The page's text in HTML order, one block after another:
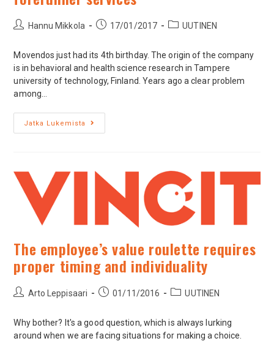
Hannu Mikkola 17/01/2017 UUTINEN
Movendos just had its 4th birthday. The origin of the company
is in behavioral and health science research in Tampere
university of technology, Finland. Years ago a clear problem
among…
Jatka Lukemista
The employee’s value roulette requires
proper timing and individuality
Arto Leppisaari 01/11/2016 UUTINEN
Why bother? It's a good question, which is always lurking
around when we are facing situations for making a choice.